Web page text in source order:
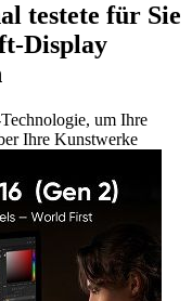
testete für Sie
Display
um Ihre
Ihre Kunstwerke